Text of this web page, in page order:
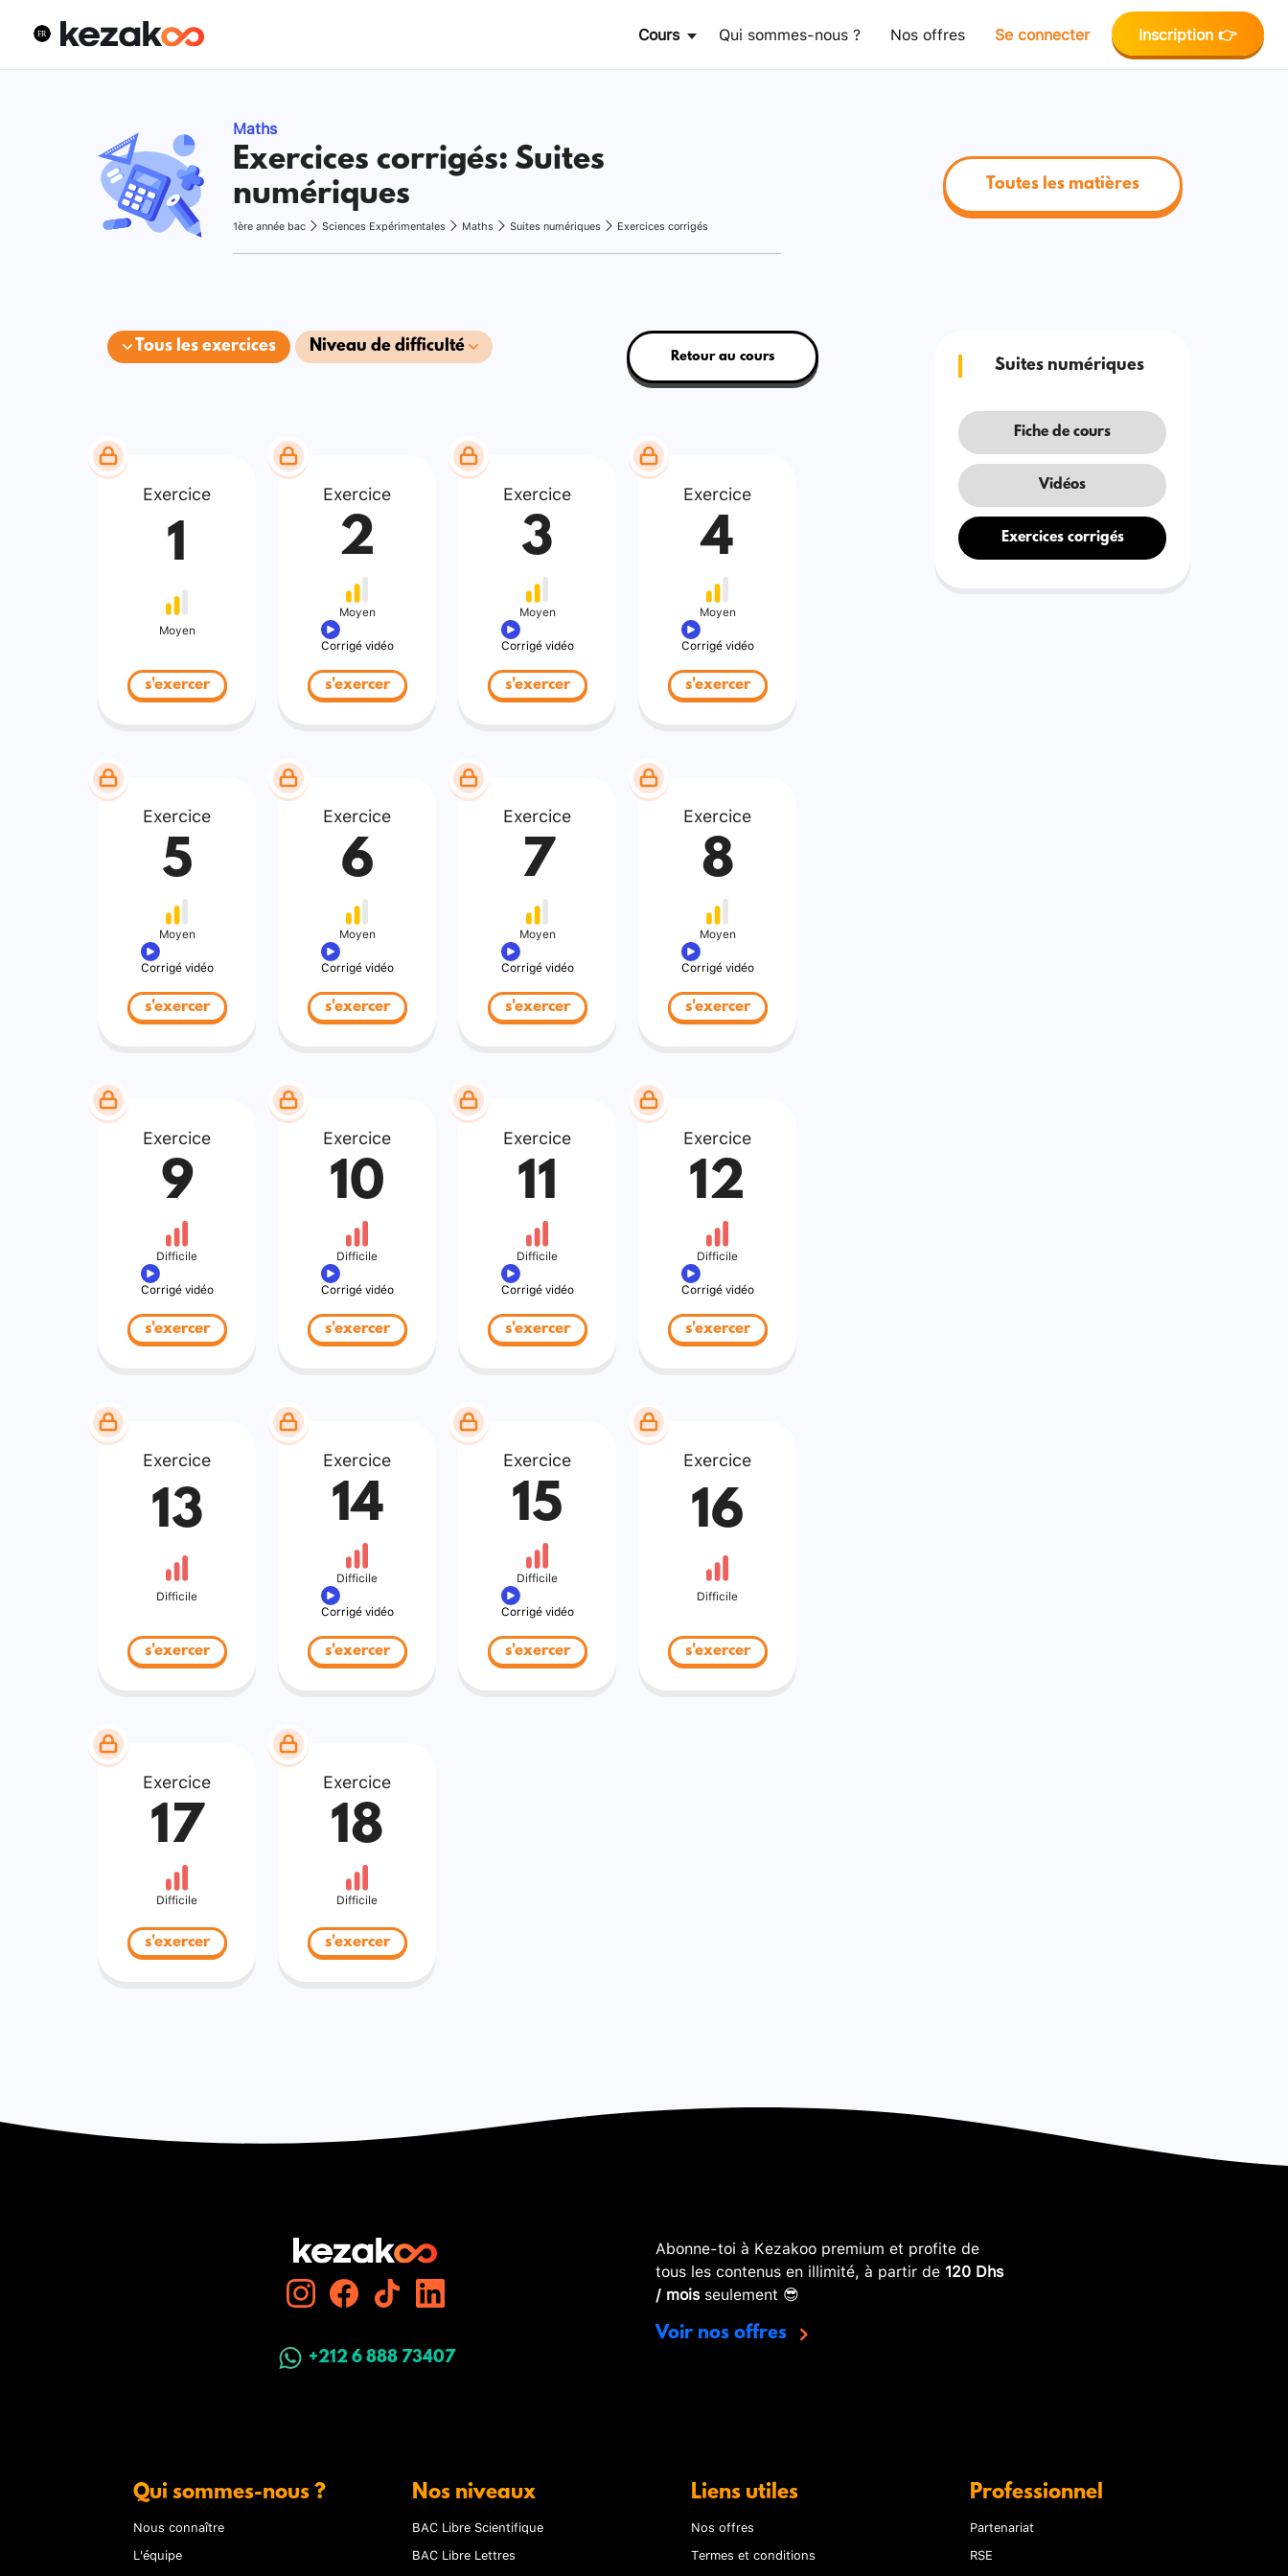
Cours Qui sommes-nous ? Nos offres Se connecter Inscription 👉
Maths
Exercices corrigés: Suites
numériques
1ère année bac Sciences Expérimentales Maths Suites numériques Exercices corrigés
Toutes les matières
Tous les exercices Niveau de difficulté
Retour au cours
Exercice
1
Moyen
s'exercer
Exercice
2
Moyen
Corrigé vidéo
s'exercer
Exercice
3
Moyen
Corrigé vidéo
s'exercer
Exercice
4
Moyen
Corrigé vidéo
s'exercer
Exercice
5
Moyen
Corrigé vidéo
s'exercer
Exercice
6
Moyen
Corrigé vidéo
s'exercer
Exercice
7
Moyen
Corrigé vidéo
s'exercer
Exercice
8
Moyen
Corrigé vidéo
s'exercer
Exercice
9
Difficile
Corrigé vidéo
s'exercer
Exercice
10
Difficile
Corrigé vidéo
s'exercer
Exercice
11
Difficile
Corrigé vidéo
s'exercer
Exercice
12
Difficile
Corrigé vidéo
s'exercer
Exercice
13
Difficile
s'exercer
Exercice
14
Difficile
Corrigé vidéo
s'exercer
Exercice
15
Difficile
Corrigé vidéo
s'exercer
Exercice
16
Difficile
s'exercer
Exercice
17
Difficile
s'exercer
Exercice
18
Difficile
s'exercer
Suites numériques
Fiche de cours
Vidéos
Exercices corrigés
+212 6 888 73407
Abonne-toi à Kezakoo premium et profite de
tous les contenus en illimité, à partir de 120 Dhs
/ moisseulement 😎
Voir nos offres
Qui sommes-nous ?
Nous connaître
L'équipe
Nos niveaux
BAC Libre Scientifique
BAC Libre Lettres
Liens utiles
Nos offres
Termes et conditions
Professionnel
Partenariat
RSE